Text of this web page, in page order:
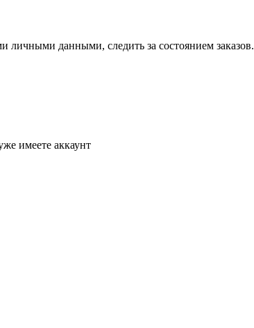
личными данными, следить за состоянием заказов.
имеете аккаунт